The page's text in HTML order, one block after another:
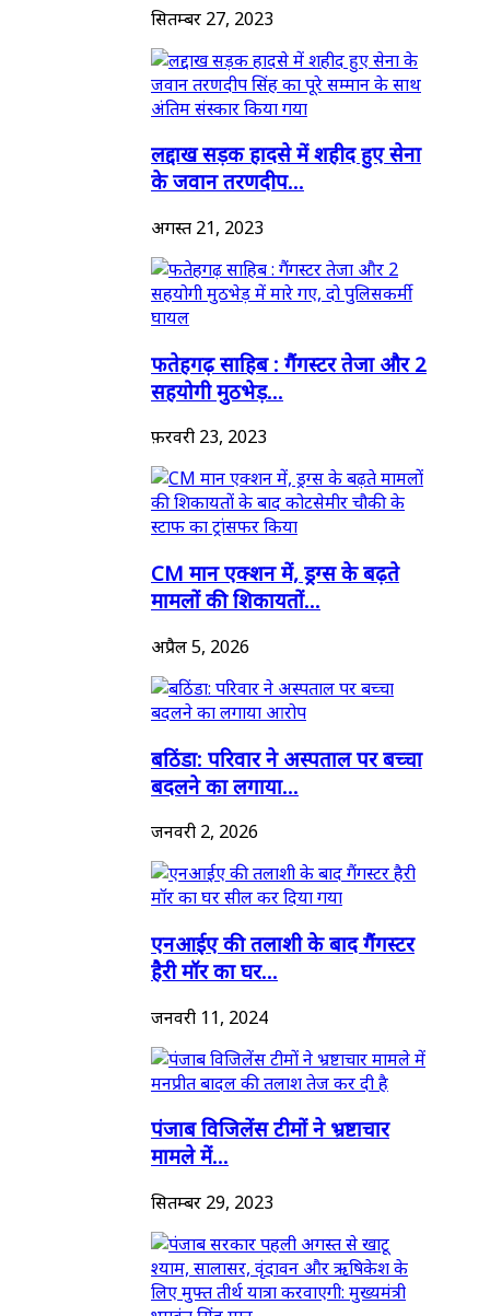
सितम्बर 27, 2023
लद्दाख सड़क हादसे में शहीद हुए सेना
के जवान तरणदीप...
अगस्त 21, 2023
फतेहगढ़ साहिब : गैंगस्टर तेजा और 2
सहयोगी मुठभेड़...
फ़रवरी 23, 2023
CM मान एक्शन में, ड्रग्स के बढ़ते
मामलों की शिकायतों...
अप्रैल 5, 2026
बठिंडा: परिवार ने अस्पताल पर बच्चा
बदलने का लगाया...
जनवरी 2, 2026
एनआईए की तलाशी के बाद गैंगस्टर
हैरी मॉर का घर...
जनवरी 11, 2024
पंजाब विजिलेंस टीमों ने भ्रष्टाचार
मामले में...
सितम्बर 29, 2023